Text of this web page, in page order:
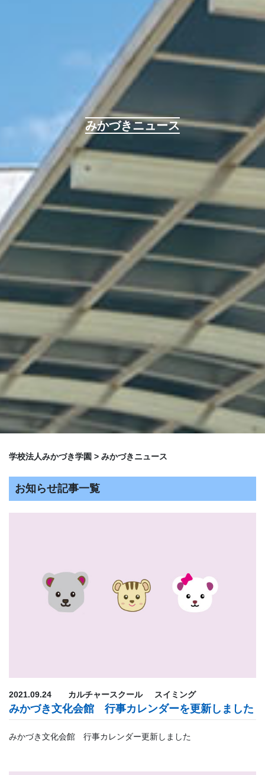
みかづきニュース
学校法人みかづき学園 > みかづきニュース
お知らせ記事一覧
2021.09.24 カルチャースクール スイミング
みかづき文化会館 行事カレンダーを更新しました
みかづき文化会館 行事カレンダー更新しました